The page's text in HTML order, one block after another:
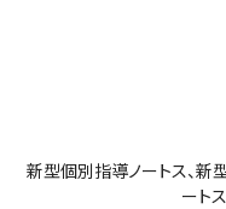
新型個別指導ノートス、新
ート